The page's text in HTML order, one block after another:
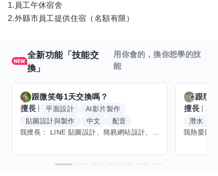
1.員工午休宿舍
2.外縣市員工提供住宿（名額有限）
全新功能「技能交
換」
用你會的，換你想學的技
能
跟微笑每1天交換嗎？
擅長
平面設計
AI影片製作
貼圖設計與製作
中文
配音
跟玟
擅長
潛水